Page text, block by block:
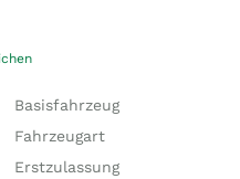
Basisfahrzeug
Fahrzeugart
Erstzulassung